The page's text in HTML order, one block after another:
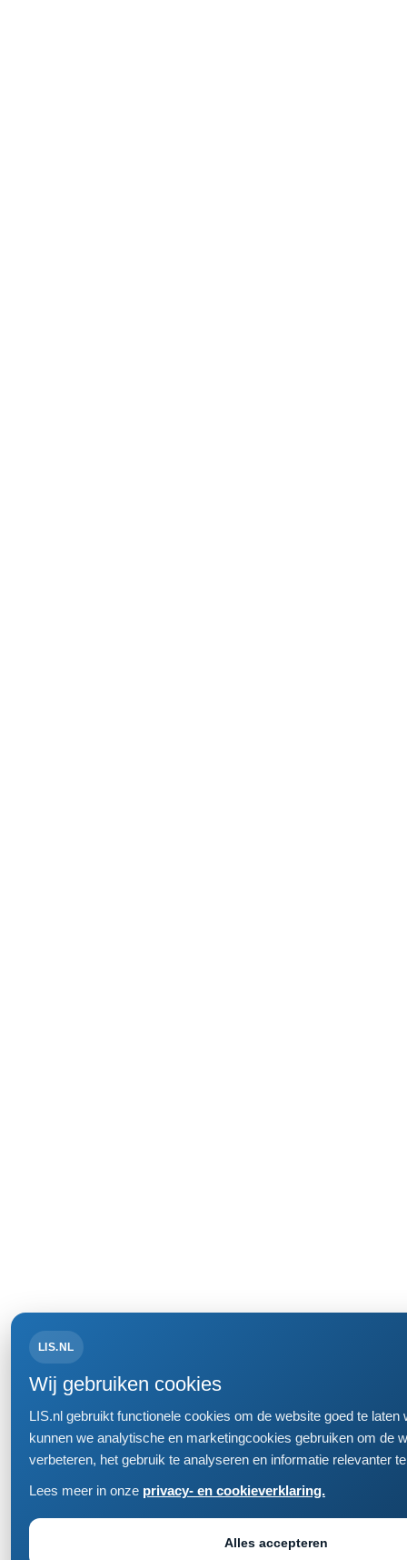
LIS.NL
Wij gebruiken cookies
LIS.nl gebruikt functionele cookies om de website goed te laten
kunnen we analytische en marketingcookies gebruiken om de
verbeteren, het gebruik te analyseren en informatie relevanter
Lees meer in onze privacy- en cookieverklaring.
Alles accepteren